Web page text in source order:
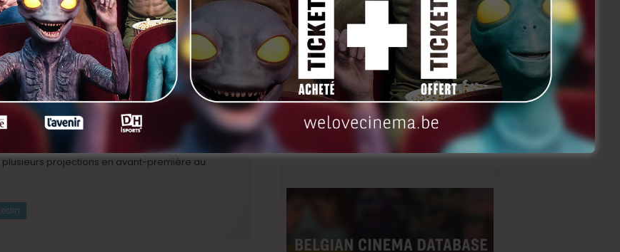
vie » , a déclaré, à l’annonce de son prix, sa
à tous ceux qui ont été agressés
nous connaissons trop cette expérience des
traumatisées », a-t-elle encore expliqué. Le
dont la cinéaste a été victime à l’âge de
porter ce que nous voulons sans être
dans le film ? Réponse avec sa sortie
projections en avant-première au